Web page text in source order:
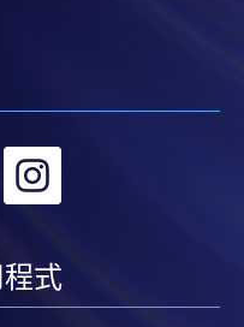
转
程式